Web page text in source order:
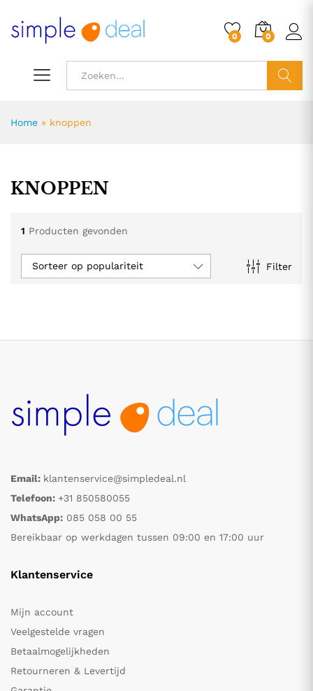
0 0
Home » knoppen
KNOPPEN
1 Producten gevonden
Filter
Sorteer op populariteit
Email: klantenservice@simpledeal.nl
Telefoon: +31 850580055
WhatsApp: 085 058 00 55
Bereikbaar op werkdagen tussen 09:00 en 17:00 uur
Klantenservice
Mijn account
Veelgestelde vragen
Betaalmogelijkheden
Retourneren & Levertijd